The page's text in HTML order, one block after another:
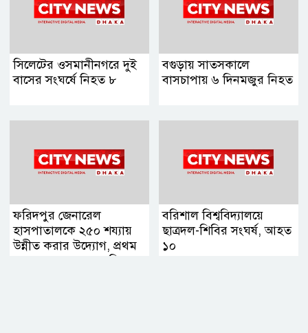
সিলেটের ওসমানীনগরে দুই
বাসের সংঘর্ষে নিহত ৮
বগুড়ায় সাতসকালে
বাসচাপায় ৬ দিনমজুর নিহত
ফরিদপুর জেনারেল
হাসপাতালকে ২৫০ শয্যায়
উন্নীত করার উদ্যোগ, প্রথম
ব্যবস্থাপনা সভায় এমপি
বরিশাল বিশ্ববিদ্যালয়ে
ছাত্রদল-শিবির সংঘর্ষ, আহত
১০